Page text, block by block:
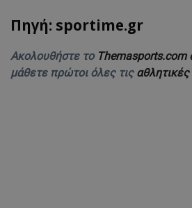
Πηγή: sportime.gr
Ακολουθήστε το Themasports.com
μάθετε πρώτοι όλες τις αθλητικές